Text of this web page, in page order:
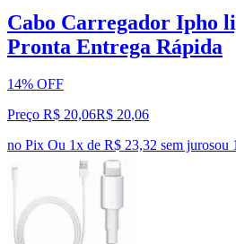
Cabo Carregador Ipho
Pronta Entrega Rápida
14% OFF
Preço R$ 20,06R$ 20,06
no Pix Ou 1x de R$ 23,32 sem jurosou